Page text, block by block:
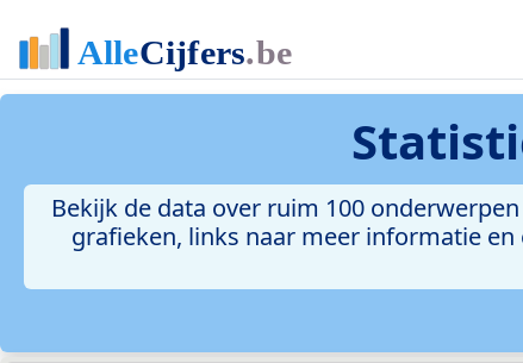
Bekijk de data over ruim 100
grafieken, links naar meer informatie